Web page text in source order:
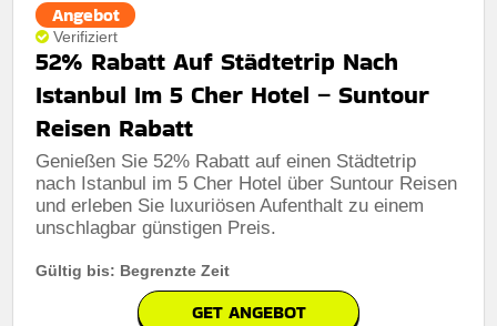
Angebot
Verifiziert
52% Rabatt Auf Städtetrip Nach
Istanbul Im 5 Cher Hotel – Suntour
Reisen Rabatt
Genießen Sie 52% Rabatt auf einen Städtetrip
nach Istanbul im 5 Cher Hotel über Suntour Reisen
und erleben Sie luxuriösen Aufenthalt zu einem
unschlagbar günstigen Preis.
Gültig bis: Begrenzte Zeit
GET ANGEBOT